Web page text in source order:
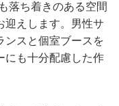
落ち着きのある空間
迎えします。男性サ
ンスと個室ブースを
にも十分配慮した作